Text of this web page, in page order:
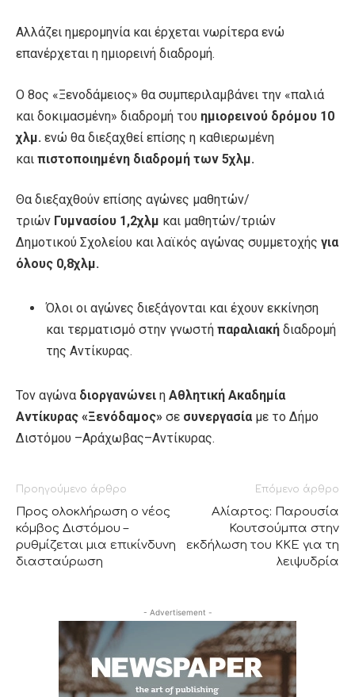
Aλλάζει ημερομηνία και έρχεται νωρίτερα ενώ
επανέρχεται η ημιορεινή διαδρομή.
Ο 8ος «Ξενοδάμειος» θα συμπεριλαμβάνει την «παλιά
και δοκιμασμένη» διαδρομή του ημιορεινού δρόμου 10
χλμ. ενώ θα διεξαχθεί επίσης η καθιερωμένη
και πιστοποιημένη διαδρομή των 5χλμ.
Θα διεξαχθούν επίσης αγώνες μαθητών/
τριών Γυμνασίου 1,2χλμ και μαθητών/τριών
Δημοτικού Σχολείου και λαϊκός αγώνας συμμετοχής για
όλους 0,8χλμ.
Όλοι οι αγώνες διεξάγονται και έχουν εκκίνηση
και τερματισμό στην γνωστή παραλιακή διαδρομή
της Αντίκυρας.
Τον αγώνα διοργανώνει η Αθλητική Ακαδημία
Αντίκυρας «Ξενόδαμος» σε συνεργασίαμε το Δήμο
Διστόμου –Αράχωβας–Αντίκυρας.
Προηγούμενο άρθρο
Προς ολοκλήρωση ο νέος
κόμβος Διστόμου –
ρυθμίζεται μια επικίνδυνη
διασταύρωση
Επόμενο άρθρο
Αλίαρτος: Παρουσία
Κουτσούμπα στην
εκδήλωση του ΚΚΕ για τη
λειψυδρία
- Advertisement -